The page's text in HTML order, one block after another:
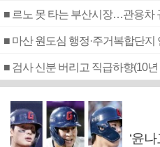
■ 르노 못 타는 부산시장…관용차
■ 마산 원도심 행정·주거복합단지
‘윤